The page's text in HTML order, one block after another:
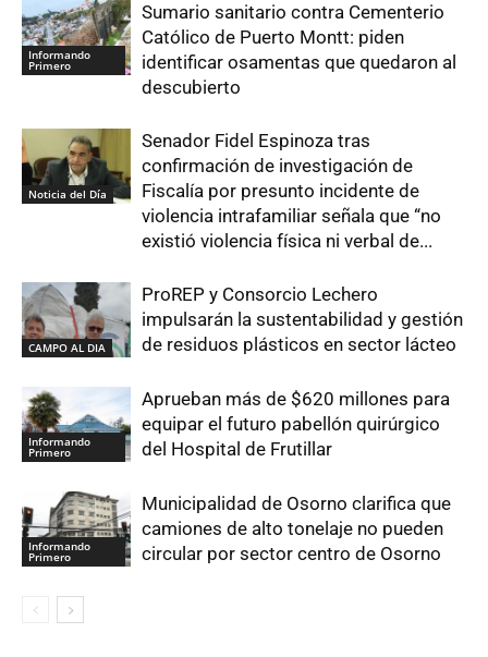
Informando
Primero
Sumario sanitario contra Cementerio
Católico de Puerto Montt: piden
identificar osamentas que quedaron al
descubierto
Noticia del Día
Senador Fidel Espinoza tras
confirmación de investigación de
Fiscalía por presunto incidente de
violencia intrafamiliar señala que “no
existió violencia física ni verbal de...
CAMPO AL DIA
ProREP y Consorcio Lechero
impulsarán la sustentabilidad y gestión
de residuos plásticos en sector lácteo
Informando
Primero
Aprueban más de $620 millones para
equipar el futuro pabellón quirúrgico
del Hospital de Frutillar
Informando
Primero
Municipalidad de Osorno clarifica que
camiones de alto tonelaje no pueden
circular por sector centro de Osorno